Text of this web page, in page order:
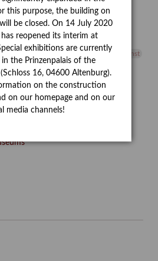
Rudi Lesser Ruth Wolf-Rehfeld
Skulptur
Sonderausstellung
Bildende Kunst
Vermittlung
Videokunst
Werefkin
Wissenschaft
Wolf and Dog
– Kunstdetektivinnen im
this purpose, the building on
be closed. On 14 July 2020
reopened its interim at
exhibitions are currently
the Prinzenpalais of the
(Schloss 16, 04600 Altenburg).
on the construction
on our homepage and on our
media channels!